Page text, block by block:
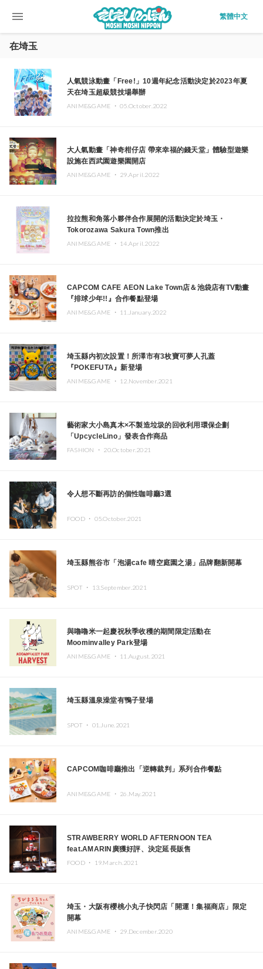
menu 繁體中文
在埼玉
人氣競泳動畫「Free!」10週年紀念活動決定於2023年夏
天在埼玉超級競技場舉辦
ANIME&GAME ・05.October.2022
大人氣動畫「神奇柑仔店 帶來幸福的錢天堂」體驗型遊樂
設施在西武園遊樂園開店
ANIME&GAME ・ 29.April.2022
拉拉熊和角落小夥伴合作展開的活動決定於埼玉・
Tokorozawa Sakura Town推出
ANIME&GAME ・ 14.April.2022
CAPCOM CAFE AEON Lake Town店＆池袋店有TV動畫
『排球少年!!』合作餐點登場
ANIME&GAME ・ 11.January.2022
埼玉縣内初次設置！所澤市有3枚寶可夢人孔蓋
『POKEFUTA』新登場
ANIME&GAME ・ 12.November.2021
藝術家大小島真木×不製造垃圾的回收利用環保企劃
「UpcycleLino」發表合作商品
FASHION ・ 20.October.2021
令人想不斷再訪的個性咖啡廳3選
FOOD ・ 05.October.2021
埼玉縣熊谷市「泡湯cafe 晴空庭園之湯」品牌翻新開幕
SPOT ・ 13.September.2021
與嚕嚕米一起慶祝秋季收穫的期間限定活動在
Moominvalley Park登場
ANIME&GAME ・ 11.August.2021
埼玉縣溫泉澡堂有鴨子登場
SPOT ・ 01.June.2021
CAPCOM咖啡廳推出「逆轉裁判」系列合作餐點
ANIME&GAME ・ 26.May.2021
STRAWBERRY WORLD AFTERNOON TEA
feat.AMARIN廣獲好評、決定延長販售
FOOD ・ 19.March.2021
埼玉・大阪有櫻桃小丸子快閃店「開運！集福商店」限定
開幕
ANIME&GAME ・ 29.December.2020